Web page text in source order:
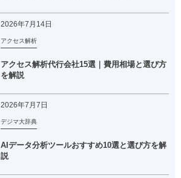
2026年7月14日
アクセス解析
アクセス解析代行会社15選｜費用相場と選び方
を解説
2026年7月7日
デジマ大辞典
AIデータ分析ツールおすすめ10選と選び方を解
説